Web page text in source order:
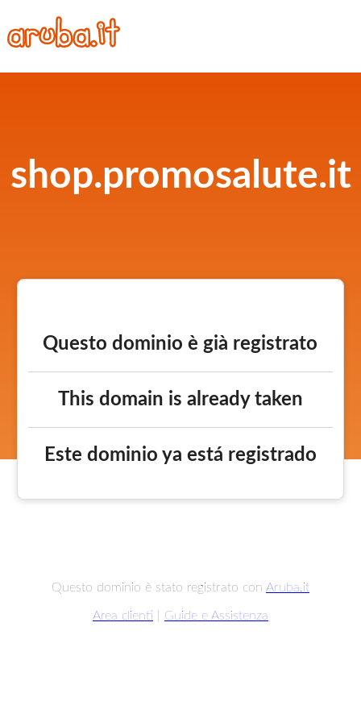
shop.promosalute.it
Questo dominio è già registrato
This domain is already taken
Este dominio ya está registrado
Questo dominio è stato registrato con Aruba.it
Area clienti Guide e Assistenza